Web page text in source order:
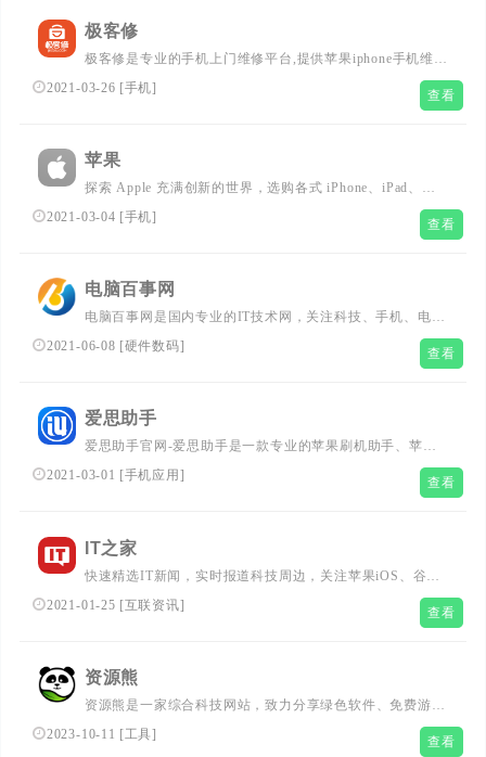
时随地移动办公。
极客修
极客修是专业的手机上门维修平台,提供苹果iphone手机维
修,更换屏幕,换电池,内存升级扩容,触摸,主板维
修.iPad,MacBook,apple watch维修,也支持其他安卓品牌手
2021-03-26 [手机] 查看
苹果
探索 Apple 充满创新的世界，选购各式 iPhone、iPad、
Apple Watch 和 Mac，浏览各种配件、娱乐产品，并获得相
2021-03-04 [手机] 查看
电脑百事网
电脑百事网是国内专业的IT技术网，关注科技、手机、电
脑、笔记本、路由器等，提供手机推荐、手机评测、
iPhone、电脑配置、电脑技巧、电脑知识、组装电脑教程、
2021-06-08 [硬件数码] 查看
爱思助手
爱思助手官网-爱思助手是一款专业的苹果刷机助手、苹果
越狱助手，同时配有爱思助手PC端、爱思助手mac版、爱思
助手移动端、爱思加强版。专为苹果用户提供百万iPhone、
2021-03-01 [手机应用 ] 查看
IT之家
快速精选IT新闻，实时报道科技周边，关注苹果iOS、谷歌
Android、微软Windows Phone，紧盯iPhone/iPad、安卓智
2021-01-25 [互联资讯] 查看
资源熊
资源熊是一家综合科技网站，致力分享绿色软件、免费游
戏、活动线报、网站源码、网络课程、油猴脚本、浏览器插
件等免费资源，专注于分享网络技术资源，努力为各位网友
2023-10-11 [工具] 查看